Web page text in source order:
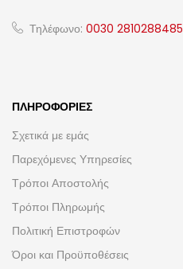
Τηλέφωνο: 0030 2810288485
ΠΛΗΡΟΦΟΡΊΕΣ
Σχετικά με εμάς
Παρεχόμενες Υπηρεσίες
Τρόποι Αποστολής
Τρόποι Πληρωμής
Πολιτική Επιστροφών
Όροι και Προϋποθέσεις